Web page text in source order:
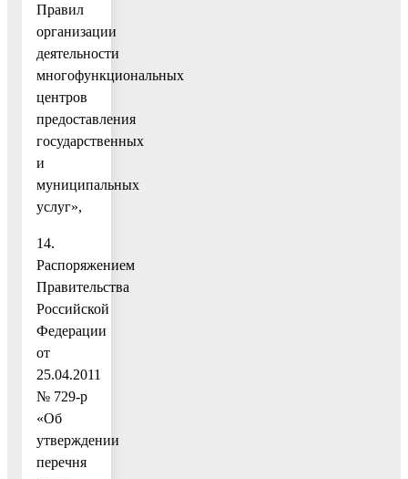
Правил
организации
деятельности
многофункциональных
центров
предоставления
государственных
и
муниципальных
услуг»,
14.
Распоряжением
Правительства
Российской
Федерации
от
25.04.2011
№ 729-р
«Об
утверждении
перечня